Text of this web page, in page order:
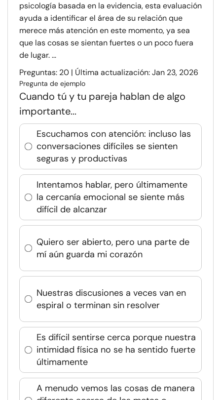
psicología basada en la evidencia, esta evaluación
ayuda a identificar el área de su relación que
merece más atención en este momento, ya sea
que las cosas se sientan fuertes o un poco fuera
de lugar. ...
Preguntas: 20 | Última actualización: Jan 23, 2026
Pregunta de ejemplo
Cuando tú y tu pareja hablan de algo
importante...
Escuchamos con atención: incluso las
conversaciones difíciles se sienten
seguras y productivas
Intentamos hablar, pero últimamente
la cercanía emocional se siente más
difícil de alcanzar
Quiero ser abierto, pero una parte de
mí aún guarda mi corazón
Nuestras discusiones a veces van en
espiral o terminan sin resolver
Es difícil sentirse cerca porque nuestra
intimidad física no se ha sentido fuerte
últimamente
A menudo vemos las cosas de manera